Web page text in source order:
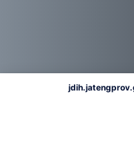
Hak Cipta 2022© Biro